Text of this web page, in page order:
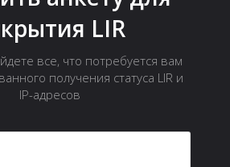
LIR
все, что потребуется вам
получения статуса LIR и
IP-адресов